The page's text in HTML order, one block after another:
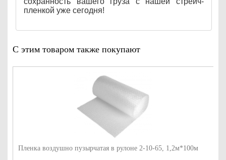
пленкой уже сегодня!
С этим товаром также покупают
Пленка воздушно пузырчатая в рулоне 2-10-65, 1,2м*100м